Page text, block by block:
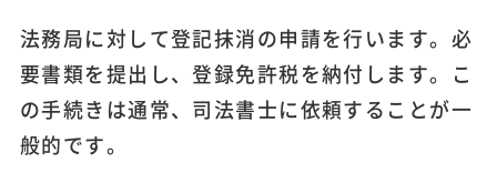
法務局に対して登記抹消の申請を行います。必
要書類を提出し、登録免許税を納付します。こ
の手続きは通常、司法書士に依頼することが一
般的です。